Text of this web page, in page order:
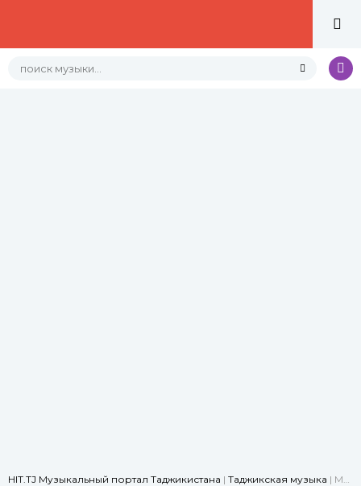
HIT.TJ Музыкальный портал Таджикистана | Таджикская музыка | Master Sura - Зодрузи Алишер